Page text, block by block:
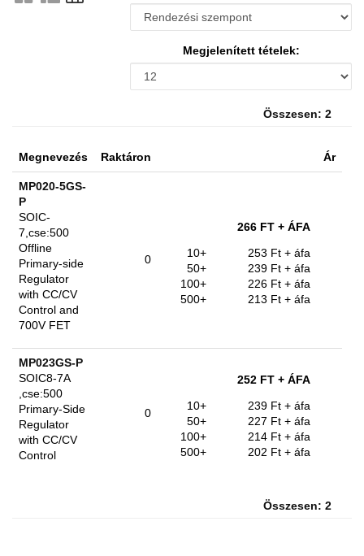
Megjelenített tételek:
Összesen: 2
Megnevezés Raktáron Ár
MP020-5GS-
P
SOIC-
7,cse:500
Offline
Primary-side
Regulator
with CC/CV
Control and
700V FET
0
266 FT + ÁFA
10+
253 Ft + áfa
50+
239 Ft + áfa
100+
226 Ft + áfa
500+
213 Ft + áfa
MP023GS-P
SOIC8-7A
,cse:500
Primary-Side
Regulator
with CC/CV
Control
0
252 FT + ÁFA
10+
239 Ft + áfa
50+
227 Ft + áfa
100+
214 Ft + áfa
500+
202 Ft + áfa
Összesen: 2